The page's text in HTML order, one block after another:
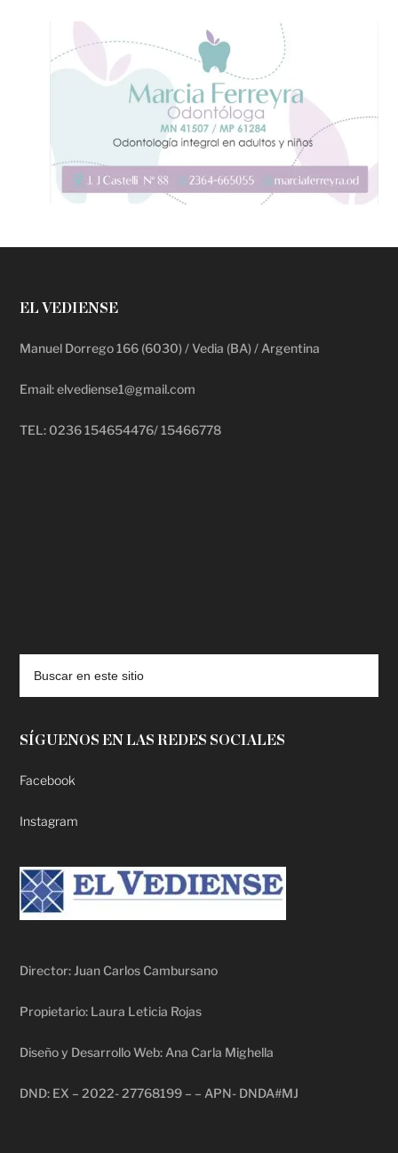
EL VEDIENSE
Manuel Dorrego 166 (6030) / Vedia (BA) / Argentina
Email: elvediense1@gmail.com
TEL: 0236 154654476/ 15466778
SÍGUENOS EN LAS REDES SOCIALES
Facebook
Instagram
Director: Juan Carlos Cambursano
Propietario: Laura Leticia Rojas
Diseño y Desarrollo Web: Ana Carla Mighella
DND: EX – 2022- 27768199 – – APN- DNDA#MJ